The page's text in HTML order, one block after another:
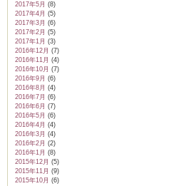
2017年5月 (8)
2017年4月 (5)
2017年3月 (6)
2017年2月 (5)
2017年1月 (3)
2016年12月 (7)
2016年11月 (4)
2016年10月 (7)
2016年9月 (6)
2016年8月 (4)
2016年7月 (6)
2016年6月 (7)
2016年5月 (6)
2016年4月 (4)
2016年3月 (4)
2016年2月 (2)
2016年1月 (8)
2015年12月 (5)
2015年11月 (9)
2015年10月 (6)